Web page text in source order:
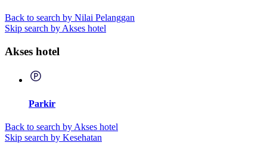
Back to search by Nilai Pelanggan
Skip search by Akses hotel
Akses hotel
Parkir
Back to search by Akses hotel
Skip search by Kesehatan